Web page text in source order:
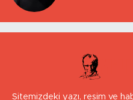
Sitemizdeki yazı, resim ve